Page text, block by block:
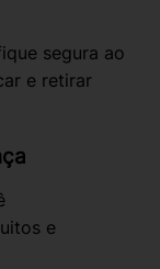
segura ao
e retirar
e